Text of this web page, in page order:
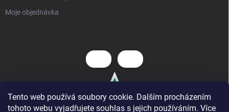
Tento web používá soubory cookie. Dalším procházením
tohoto webu vyjadřujete souhlas s jejich používáním. Více
Moje objednávka